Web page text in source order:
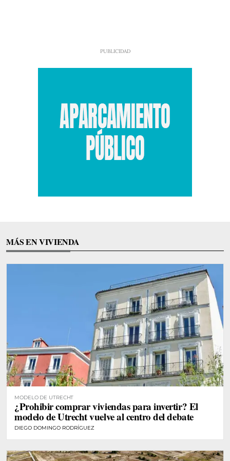
MÁS EN VIVIENDA
MODELO DE UTRECHT
¿Prohibir comprar viviendas para invertir? El
modelo de Utrecht vuelve al centro del debate
DIEGO DOMINGO RODRÍGUEZ